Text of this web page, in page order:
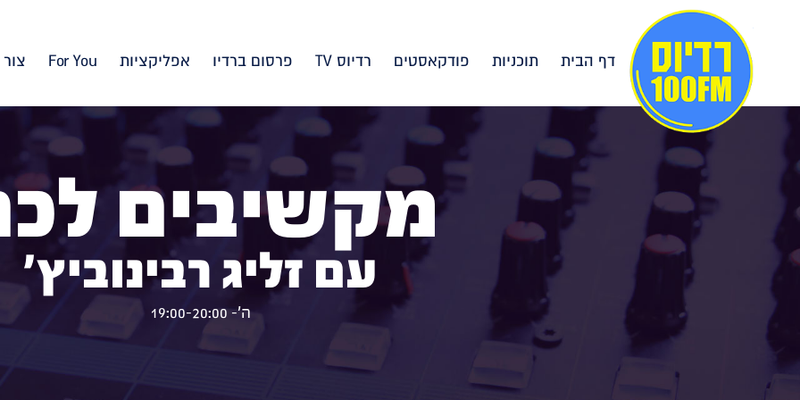
דף הבית תוכניות פודקאסטים רדיוס TV פרסום ברדיו אפליקציות For You
מקשיבים
עם זליג רבינוביץ'
ה'- 19:00-20:00